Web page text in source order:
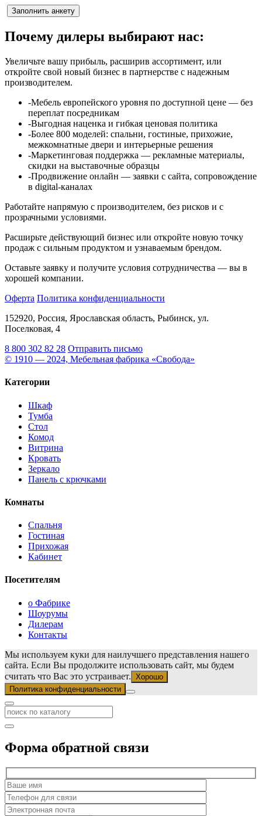
Заполнить анкету
Почему дилеры выбирают нас:
Увеличьте вашу прибыль, расширив ассортимент, или
откройте свой новый бизнес в партнерстве с надежным
производителем.
-Мебель европейского уровня по доступной цене — без
переплат посредникам
-Выгодная наценка и гибкая ценовая политика
-Более 800 моделей: спальни, гостиные, прихожие,
межкомнатные двери и интерьерные решения
-Маркетинговая поддержка — рекламные материалы,
скидки на выставочные образцы
-Продвижение онлайн — заявки с сайта, сопровождение
в digital-каналах
Работайте напрямую с производителем, без рисков и с
прозрачными условиями.
Расширьте действующий бизнес или откройте новую точку
продаж с сильным продуктом и узнаваемым брендом.
Оставьте заявку и получите условия сотрудничества — вы в
хорошей компании.
Оферта Политика конфиденциальности
152920, Россия, Ярославская область, Рыбинск, ул.
Поселковая, 4
8 800 302 82 28 Отправить письмо
© 1910 — 2024, Мебельная фабрика «Свобода»
Категории
Шкаф
Тумба
Стол
Комод
Витрина
Кровать
Зеркало
Панель с крючками
Комнаты
Спальня
Гостиная
Прихожая
Кабинет
Посетителям
о Фабрике
Шоурумы
Дилерам
Контакты
Мы используем куки для наилучшего представления нашего
сайта. Если Вы продолжите использовать сайт, мы будем
считать что Вас это устраивает. Хорошо
Политика конфиденциальности
Форма обратной связи